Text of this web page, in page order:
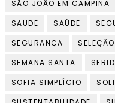
SÃO JOÃO EM CAMPINA
SAUDE
SAÚDE
SEGURANÇA
SELEÇÃO
SEMANA SANTA
SOFIA SIMPLÍCIO